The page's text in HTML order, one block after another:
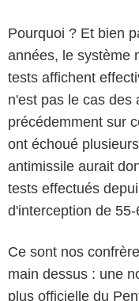
Pourquoi ? Et bien
années, le système
tests affichent
n'est pas le cas des
précédemment sur
ont échoué
antimissile aurait
tests effectués
d'interception de 55-
Ce sont nos
main dessus : une
plus officielle du